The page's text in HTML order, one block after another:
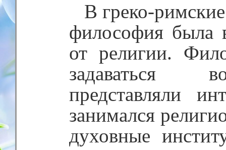
В греко-
философия была
от религии.
задаваться
представляли
занимался
духовные